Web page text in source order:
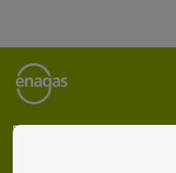
Enagás es el operador líder